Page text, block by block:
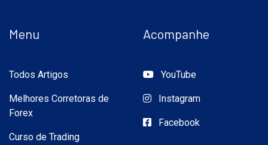
Menu
Todos Artigos
Melhores Corretoras de
Forex
Curso de Trading
Acompanhe
YouTube
Instagram
Facebook